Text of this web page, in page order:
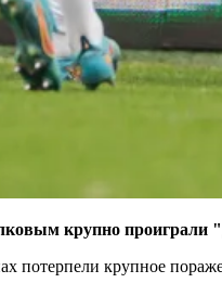
крупно проиграли
потерпели крупное